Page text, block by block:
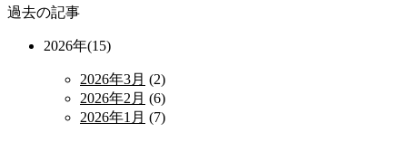
過去の記事
2026年(15)
2026年3月 (2)
2026年2月 (6)
2026年1月 (7)